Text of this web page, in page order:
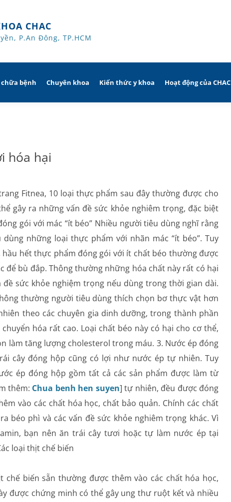
CHAC
P.An Đông, TP.HCM
người
bệnh Chuyên khoa
Phục hồi chức năng Hô hấp
Dị ứng – Miễn dịch
Tim mạch
Rối loạn chuyển hóa
Dinh dưỡng
Tai – Mũi – Họng
Chẩn đoán hình ảnh
Xét nghiệm
Nhà thuốc
Kiến thức y khoa Hoạt động của CHAC
hóa hại
Fitnea, 10 loại thực phẩm sau đây thường được cho
gây ra những vấn đề sức khỏe nghiêm trọng, đặc biệt
gói với mác “ít béo” Nhiều người tiêu dùng nghĩ rằng
những loại thực phẩm với nhãn mác “ít béo”. Tuy
hết thực phẩm đóng gói với ít chất béo thường được
để bù đắp. Thông thường những hóa chất này rất có hại
sức khỏe nghiệm trọng nếu dùng trong thời gian dài.
thường người tiêu dùng thích chọn bơ thực vật hơn
theo các chuyên gia dinh dưỡng, trong thành phần
hóa rất cao. Loại chất béo này có hại cho cơ thể,
làm tăng lượng cholesterol trong máu. 3. Nước ép đóng
cây đóng hộp cũng có lợi như nước ép tự nhiên. Tuy
ép đóng hộp gồm tất cả các sản phẩm được làm từ
thêm: Chua benh hen suyen] tự nhiên, đều được đóng
vào các chất hóa học, chất bảo quản. Chính các chất
béo phì và các vấn đề sức khỏe nghiêm trọng khác. Vì
bạn nên ăn trái cây tươi hoặc tự làm nước ép tại
loại thịt chế biến
chế biến sẵn thường được thêm vào các chất hóa học,
được chứng minh có thể gây ung thư ruột kết và nhiều